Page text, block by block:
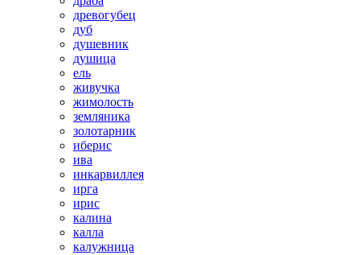
древогубец
дуб
душевник
душица
ель
живучка
жимолость
земляника
золотарник
иберис
ива
инкарвиллея
ирга
ирис
калина
калла
калужница